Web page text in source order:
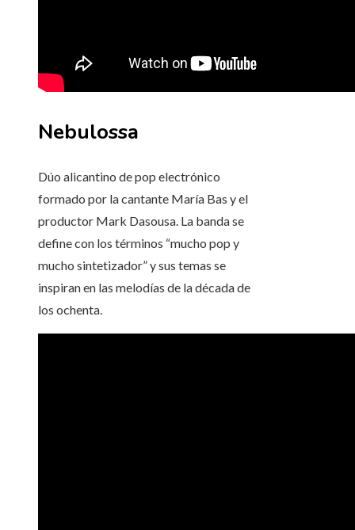
Nebulossa
Dúo alicantino de pop electrónico
formado por la cantante María Bas y el
productor Mark Dasousa. La banda se
define con los términos “mucho pop y
mucho sintetizador” y sus temas se
inspiran en las melodías de la década de
los ochenta.